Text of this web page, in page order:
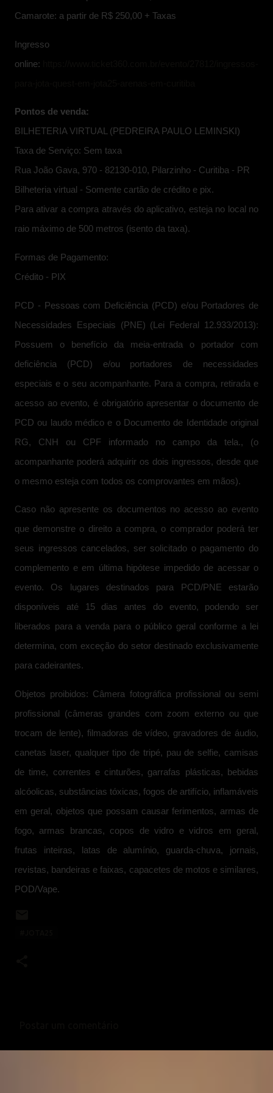
Camarote: a partir de R$ 250,00 + Taxas
Ingresso
online:
Pontos de venda:
BILHETERIA VIRTUAL (PEDREIRA PAULO LEMINSKI)
Taxa de Serviço: Sem taxa
Rua João Gava, 970 - 82130-010, Pilarzinho - Curitiba - PR
Bilheteria virtual - Somente cartão de crédito e pix.
Para ativar a compra através do aplicativo, esteja no local no
raio máximo de 500 metros (isento da taxa).
Formas de Pagamento:
Crédito - PIX
PCD - Pessoas com Deficiência (PCD) e/ou Portadores de
Necessidades Especiais (PNE) (Lei Federal 12.933/2013):
Possuem o benefício da meia-entrada o portador com
deficiência (PCD) e/ou portadores de necessidades
especiais e o seu acompanhante. Para a compra, retirada e
acesso ao evento, é obrigatório apresentar o documento de
PCD ou laudo médico e o Documento de Identidade original
RG, CNH ou CPF informado no campo da tela., (o
acompanhante poderá adquirir os dois ingressos, desde que
o mesmo esteja com todos os comprovantes em mãos).
Caso não apresente os documentos no acesso ao evento
que demonstre o direito a compra, o comprador poderá ter
seus ingressos cancelados, ser solicitado o pagamento do
complemento e em última hipótese impedido de acessar o
evento. Os lugares destinados para PCD/PNE estarão
disponíveis até 15 dias antes do evento, podendo ser
liberados para a venda para o público geral conforme a lei
determina, com exceção do setor destinado exclusivamente
para cadeirantes.
Objetos proibidos: Câmera fotográfica profissional ou semi
profissional (câmeras grandes com zoom externo ou que
trocam de lente), filmadoras de vídeo, gravadores de áudio,
canetas laser, qualquer tipo de tripé, pau de selfie, camisas
de time, correntes e cinturões, garrafas plásticas, bebidas
alcóolicas, substâncias tóxicas, fogos de artifício, inflamáveis
em geral, objetos que possam causar ferimentos, armas de
fogo, armas brancas, copos de vidro e vidros em geral,
frutas inteiras, latas de alumínio, guarda-chuva, jornais,
revistas, bandeiras e faixas, capacetes de motos e similares,
POD/Vape.